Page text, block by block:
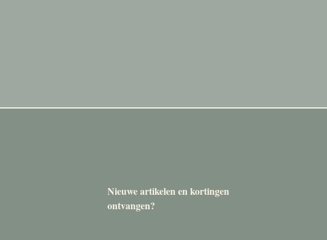
Nieuwe artikelen en kortingen
ontvangen?